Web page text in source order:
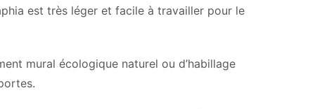
est très léger et facile à travailler pour le
mural écologique naturel ou d’habillage